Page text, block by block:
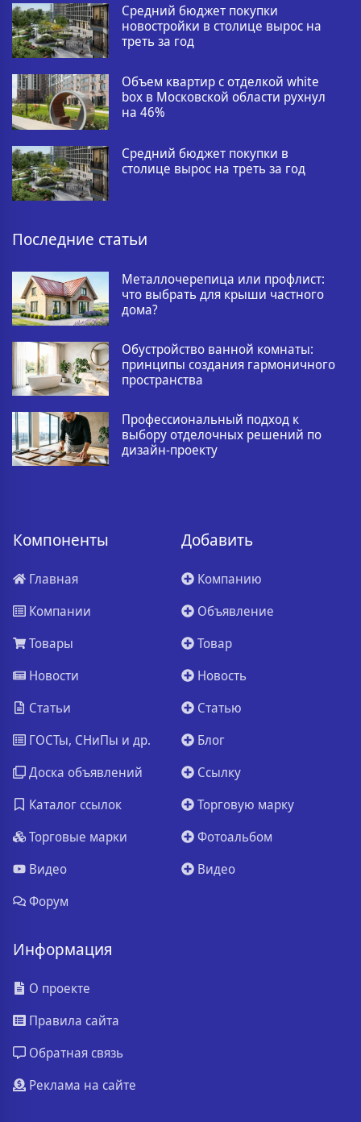
Средний бюджет покупки
новостройки в столице вырос на
треть за год
Объем квартир с отделкой white
box в Московской области рухнул
на 46%
Средний бюджет покупки в
столице вырос на треть за год
Последние статьи
Металлочерепица или профлист:
что выбрать для крыши частного
дома?
Обустройство ванной комнаты:
принципы создания гармоничного
пространства
Профессиональный подход к
выбору отделочных решений по
дизайн-проекту
Компоненты
Главная
Компании
Товары
Новости
Статьи
ГОСТы, СНиПы и др.
Доска объявлений
Каталог ссылок
Торговые марки
Видео
Форум
Добавить
Компанию
Объявление
Товар
Новость
Статью
Блог
Ссылку
Торговую марку
Фотоальбом
Видео
Информация
О проекте
Правила сайта
Обратная связь
Реклама на сайте